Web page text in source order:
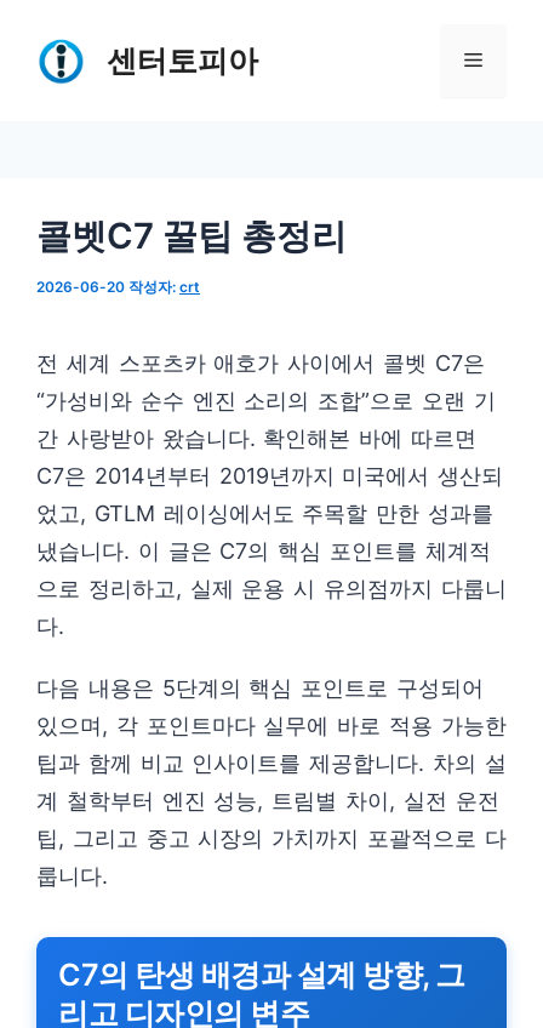
센터토피아 메
콜벳C7 꿀팁 총정리
2026-06-20 작성자: crt
전 세계 스포츠카 애호가 사이에서 콜벳 C7은
“가성비와 순수 엔진 소리의 조합”으로 오랜 기
간 사랑받아 왔습니다. 확인해본 바에 따르면
C7은 2014년부터 2019년까지 미국에서 생산되
었고, GTLM 레이싱에서도 주목할 만한 성과를
냈습니다. 이 글은 C7의 핵심 포인트를 체계적
으로 정리하고, 실제 운용 시 유의점까지 다룹니
다.
다음 내용은 5단계의 핵심 포인트로 구성되어
있으며, 각 포인트마다 실무에 바로 적용 가능한
팁과 함께 비교 인사이트를 제공합니다. 차의 설
계 철학부터 엔진 성능, 트림별 차이, 실전 운전
팁, 그리고 중고 시장의 가치까지 포괄적으로 다
룹니다.
C7의 탄생 배경과 설계 방향, 그
리고 디자인의 변주